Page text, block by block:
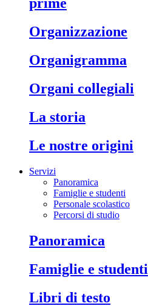
prime
organizzazione
organigramma
organi collegiali
la storia
le nostre origini
Servizi
Panoramica
Famiglie e studenti
Personale scolastico
Percorsi di studio
panoramica
famiglie e studenti
libri di testo